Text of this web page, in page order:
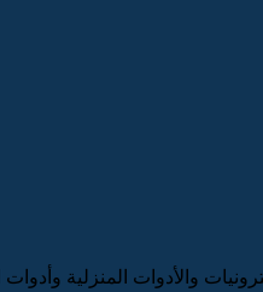
والأدوات المنزلية